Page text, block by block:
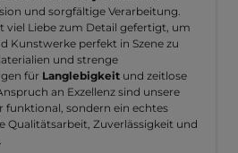
und sorgfältige Verarbeitung.
viel Liebe zum Detail gefertigt, um
Kunstwerke perfekt in Szene zu
und strenge
für Langlebigkeit und zeitlose
an Exzellenz sind unsere
funktional, sondern ein echtes
Qualitätsarbeit, Zuverlässigkeit und